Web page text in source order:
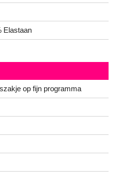
Elastaan
op fijn programma